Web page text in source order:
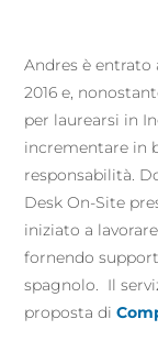
Andres è entrato
2016 e,
per laurearsi in
incrementare in
responsabilità.
Desk On-Site
iniziato a
fornendo
spagnolo. Il
proposta di